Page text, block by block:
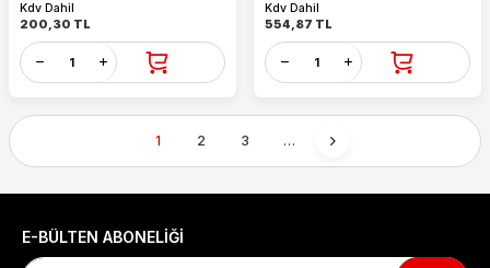
Kdv Dahil
200,30 TL
Kdv Dahil
554,87 TL
1 2 3 …
E-BÜLTEN ABONELIĞI